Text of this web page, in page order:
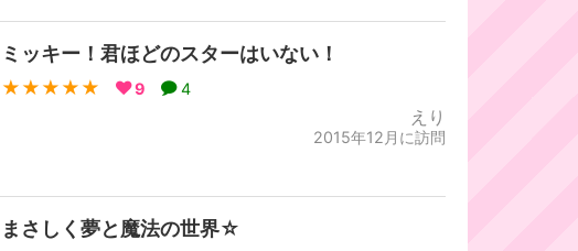
ミッキー！君ほどのスターはいない！
★★★★★ 9 4
えり
2015年12月に訪問
まさしく夢と魔法の世界☆